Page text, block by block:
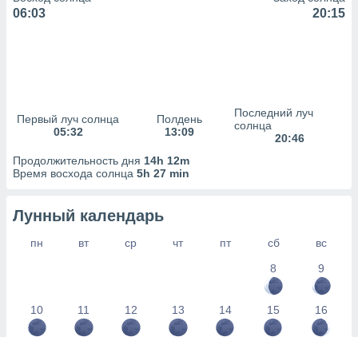
1199
06:03 20:15
Первый луч солнца
05:32
Полдень
13:09
Последний луч
солнца
20:46
Продолжительность дня 14h 12m
Время восхода солнца 5h 27 min
Лунный календарь
пн вт ср чт пт сб
вс
8
9
10 11 12 13 14 15 16